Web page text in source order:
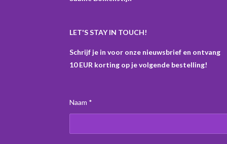
LET'S STAY IN TOUCH!
Schrijf je in voor onze nieuwsbrief en ontvang
10 EUR korting op je volgende bestelling!
Naam *